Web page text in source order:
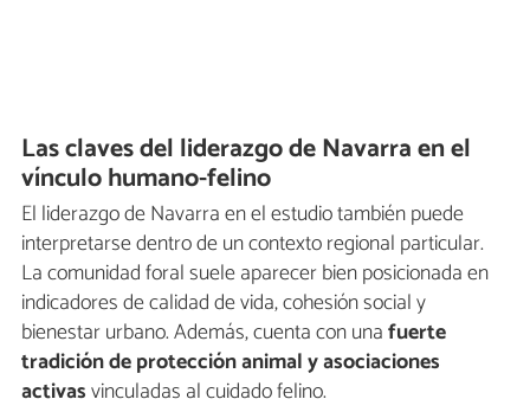
Las claves del liderazgo de Navarra en el
vínculo humano-felino
El liderazgo de Navarra en el estudio también puede
interpretarse dentro de un contexto regional particular.
La comunidad foral suele aparecer bien posicionada en
indicadores de calidad de vida, cohesión social y
bienestar urbano. Además, cuenta con unafuerte
tradición de protección animaly asociaciones
activasvinculadas al cuidado felino.